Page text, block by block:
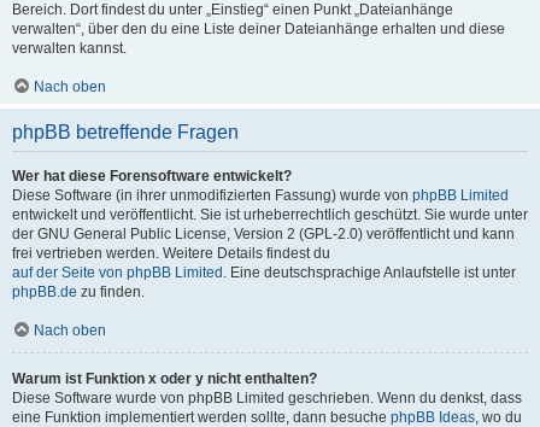
Bereich. Dort findest du unter „Einstieg“ einen Punkt „Dateianhänge
verwalten“, über den du eine Liste deiner Dateianhänge erhalten und diese
verwalten kannst.
Nach oben
phpBB betreffende Fragen
Wer hat diese Forensoftware entwickelt?
Diese Software (in ihrer unmodifizierten Fassung) wurde von phpBB Limited
entwickelt und veröffentlicht. Sie ist urheberrechtlich geschützt. Sie wurde unter
der GNU General Public License, Version 2 (GPL-2.0) veröffentlicht und kann
frei vertrieben werden. Weitere Details findest du
auf der Seite von phpBB Limited . Eine deutschsprachige Anlaufstelle ist unter
phpBB.de zu finden.
Nach oben
Warum ist Funktion x oder y nicht enthalten?
Diese Software wurde von phpBB Limited geschrieben. Wenn du denkst, dass
eine Funktion implementiert werden sollte, dann besuche phpBB Ideas, wo du